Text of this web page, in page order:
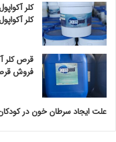
کلر
کلر
قرص کلر
فروش
علت ایجاد سرطان خون در